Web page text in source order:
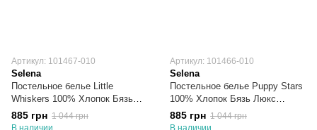
Артикул: 101467-010
Selena
Постельное белье Little
Whiskers 100% Хлопок Бязь
Люкс Полуторное
885 грн 1 044 грн
В наличии
Артикул: 101466-010
Selena
Постельное белье Puppy Stars
100% Хлопок Бязь Люкс
Полуторное
885 грн 1 044 грн
В наличии